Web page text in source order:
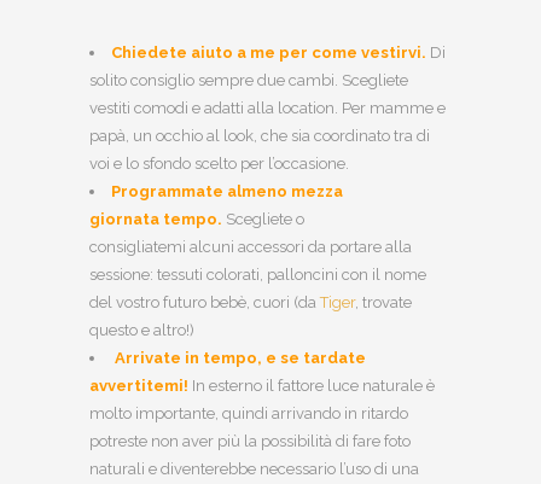
Chiedete aiuto a me per come vestirvi. Di
solito consiglio sempre due cambi. Scegliete
vestiti comodi e adatti alla location. Per mamme e
papà, un occhio al look, che sia coordinato tra di
voi e lo sfondo scelto per l’occasione.
Programmate almeno mezza
giornata tempo. Scegliete o
consigliatemi alcuni accessori da portare alla
sessione: tessuti colorati, palloncini con il nome
del vostro futuro bebè, cuori (daTiger, trovate
questo e altro!)
Arrivate in tempo, e se tardate
avvertitemi! In esterno il fattore luce naturale è
molto importante, quindi arrivando in ritardo
potreste non aver più la possibilità di fare foto
naturali e diventerebbe necessario l’uso di una